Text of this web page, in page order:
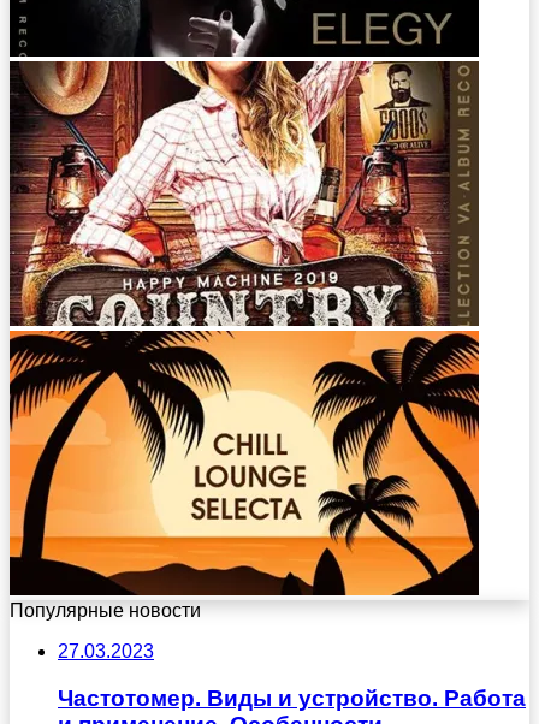
Популярные новости
27.03.2023
Частотомер. Виды и устройство. Работа